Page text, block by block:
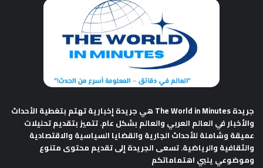
جريدة The World in Minutes
هي جريدة إخبارية تهتم بتغطية الأحداث
والأخبار في العالم العربي والعالم بشكل عام. تتميز بتقديم تحليلات
عميقة وشاملة للأحداث الجارية والقضايا السياسية والاقتصادية
والثقافية والرياضية. تسعى الجريدة إلى تقديم محتوى متنوع
وموضوعي يلبي اهتماماتكم